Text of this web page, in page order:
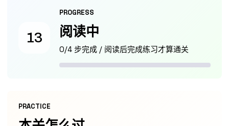
13
PROGRESS
阅读中
0/4 步完成 / 阅读后完成练习才算通关
PRACTICE